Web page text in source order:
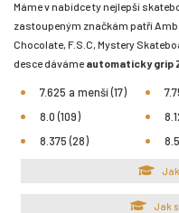
Máme v nabídce ty nejlepší
zastoupeným značkám patří
Chocolate, F.S.C, Mystery
desce dávámeautomaticky grip
7.625 a menší (17)
8.0 (109)
8.375 (28)
Jak